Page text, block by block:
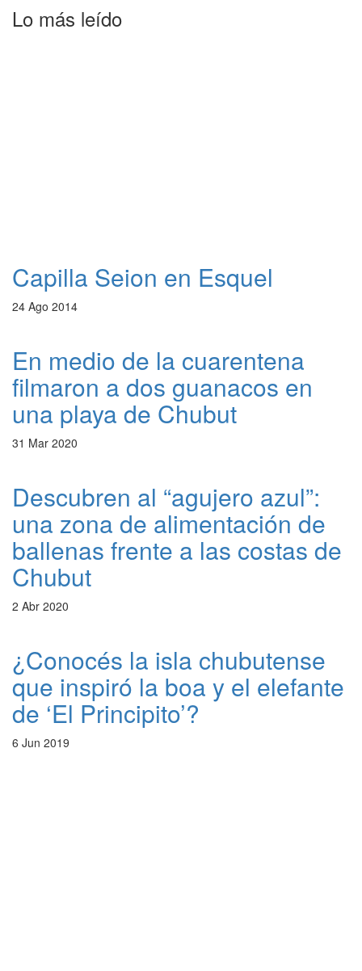
Lo más leído
Capilla Seion en Esquel
24 Ago 2014
En medio de la cuarentena
filmaron a dos guanacos en
una playa de Chubut
31 Mar 2020
Descubren al “agujero azul”:
una zona de alimentación de
ballenas frente a las costas de
Chubut
2 Abr 2020
¿Conocés la isla chubutense
que inspiró la boa y el elefante
de ‘El Principito’?
6 Jun 2019